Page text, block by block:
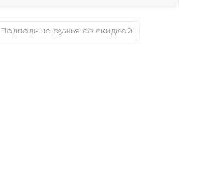
Подводные ружья со скидкой